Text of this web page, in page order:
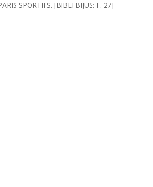
SPORTIFS. [BIBLI BIJUS: F. 27]